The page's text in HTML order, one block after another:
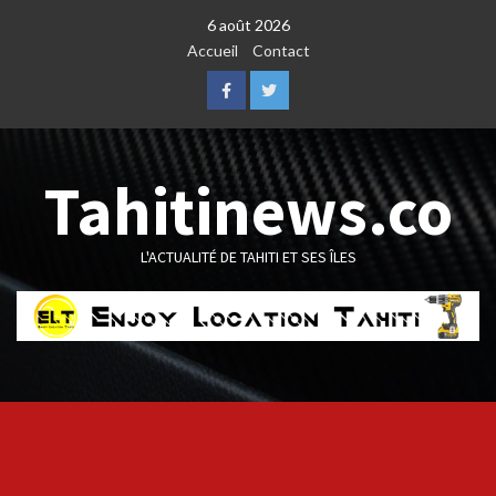
6 août 2026
Accueil
Contact
FacebookTwitter
Tahitinews.co
L'ACTUALITÉ DE TAHITI ET SES ÎLES